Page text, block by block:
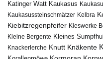
Katinger Watt Kaukasus
Kaukasussteinschmätzer Kelbra
Kiebitzregenpfeifer Kieswerke
Kleine Bergente Kleines
Knackerlerche Knutt Knäkente